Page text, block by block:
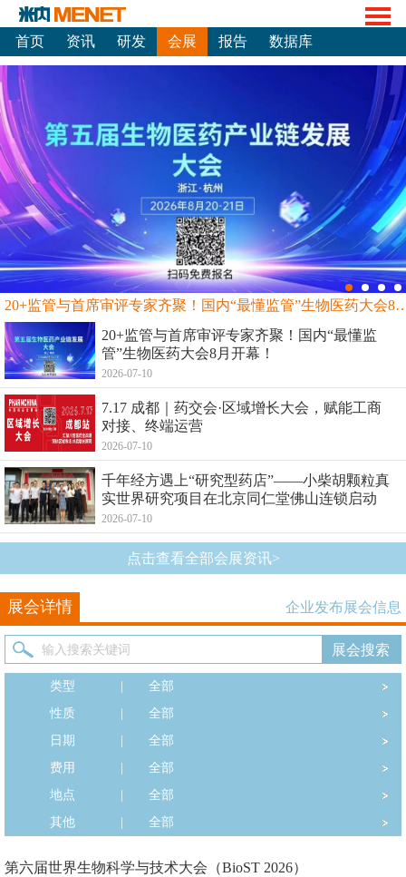
首页 资讯 研发 会展 报告 数据库
20+监管与首席审评专家齐聚！国内“最
20+监管与首席审评专家齐聚！国内“最懂监
管”生物医药大会8月开幕！
2026-07-10
7.17 成都｜药交会·区域增长大会，赋能工商
对接、终端运营
2026-07-10
千年经方遇上“研究型药店”——小柴胡颗粒真
实世界研究项目在北京同仁堂佛山连锁启动
2026-07-10
点击查看全部会展资讯>
展会详情 企业发布展会信息
类型
全部
性质
全部
日期
全部
费用
全部
地点
全部
其他
全部
第六届世界生物科学与技术大会（BioST 2026）